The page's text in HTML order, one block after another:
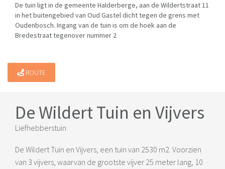
De tuin ligt in de gemeente Halderberge, aan de Wildertstraat 11
in het buitengebied van Oud Gastel dicht tegen de grens met
Oudenbosch. Ingang van de tuin is om de hoek aan de
Bredestraat tegenover nummer 2
ROUTE
De Wildert Tuin en Vijvers
Liefhebberstuin
De Wildert Tuin en Vijvers, een tuin van 2530 m2. Voorzien
van 3 vijvers, waarvan de grootste vijver 25 meter lang, 10